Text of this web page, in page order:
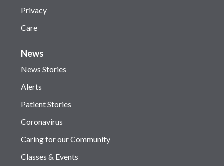
Privacy
Care
News
News Stories
Alerts
Patient Stories
Coronavirus
Caring for our Community
Classes & Events